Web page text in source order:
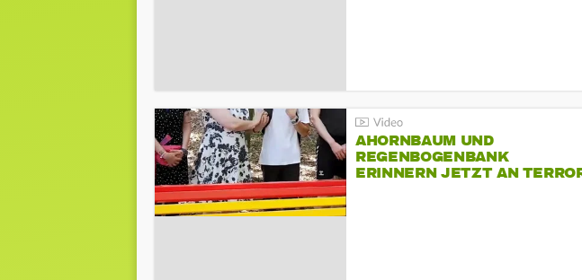
AHORNBAUM UND
REGENBOGENBANK
ERINNERN JETZT AN